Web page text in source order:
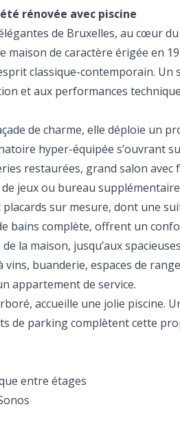
rénovée avec piscine
de Bruxelles, au cœur
maison de caractère érigée en
classique-contemporain. Un
et aux performances
de charme, elle déploie un
hyper-équipée s’ouvrant
restaurées, grand salon avec
jeux ou bureau
sur mesure, dont une
bains complète, offrent un
la maison, jusqu’aux
vins, buanderie, espaces de
appartement de service.
accueille une jolie piscine.
de parking complètent cette
entre étages